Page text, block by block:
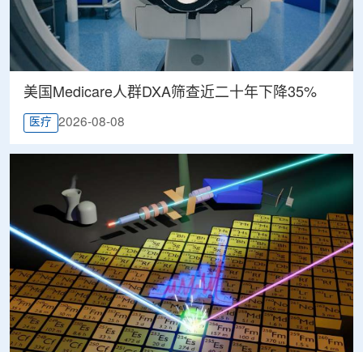
美国Medicare人群DXA筛查近二十年下降35%
医疗 2026-08-08